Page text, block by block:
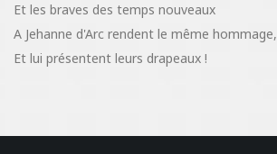
Et les braves des temps nouveaux
A Jehanne d'Arc rendent le même hommage,
Et lui présentent leurs drapeaux !